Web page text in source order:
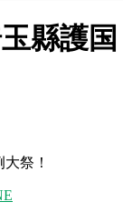
縣護国
祭！